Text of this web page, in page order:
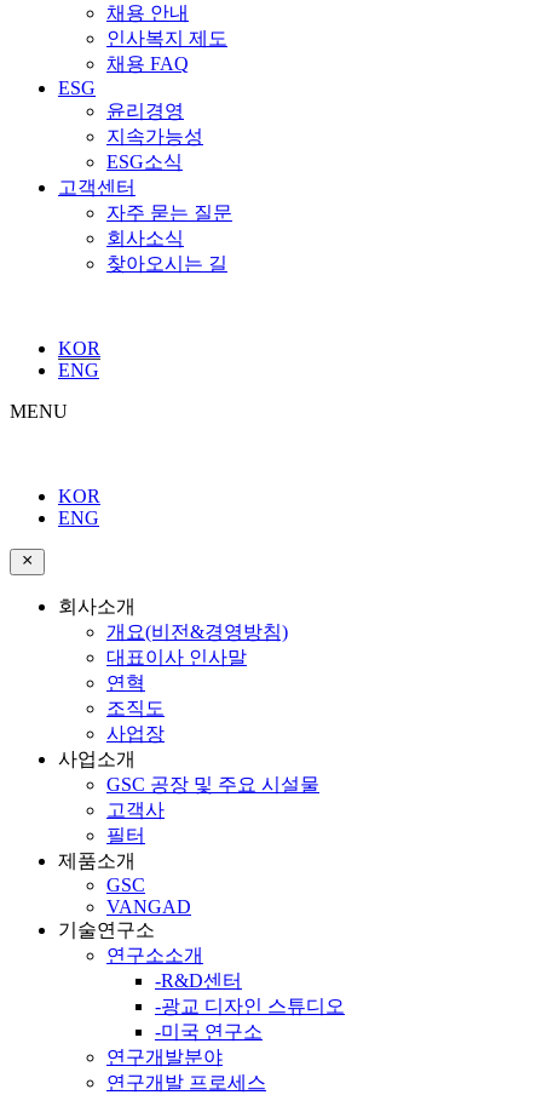
채용 안내
인사복지 제도
채용 FAQ
ESG
윤리경영
지속가능성
ESG소식
고객센터
자주 묻는 질문
회사소식
찾아오시는 길
KOR
ENG
MENU
KOR
ENG
회사소개
개요(비전&경영방침)
대표이사 인사말
연혁
조직도
사업장
사업소개
GSC 공장 및 주요 시설물
고객사
필터
제품소개
GSC
VANGAD
기술연구소
연구소소개
-R&D센터
-광교 디자인 스튜디오
-미국 연구소
연구개발분야
연구개발 프로세스